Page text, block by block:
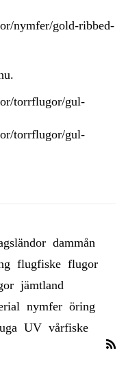
nymfer/gold-ribbed-
torrflugor/gul-
torrflugor/gul-
dammån
flugfiske flugor
jämtland
nymfer öring
UV vårfiske